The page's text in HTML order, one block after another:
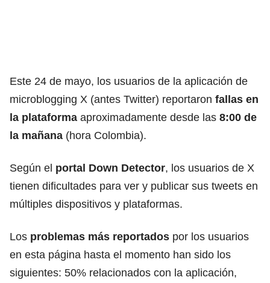
Este 24 de mayo, los usuarios de la aplicación de
microblogging X (antes Twitter) reportaron fallas en
la plataforma aproximadamente desde las 8:00 de
la mañana (hora Colombia).
Según el portal Down Detector, los usuarios de X
tienen dificultades para ver y publicar sus tweets en
múltiples dispositivos y plataformas.
Los problemas más reportados por los usuarios
en esta página hasta el momento han sido los
siguientes: 50% relacionados con la aplicación,